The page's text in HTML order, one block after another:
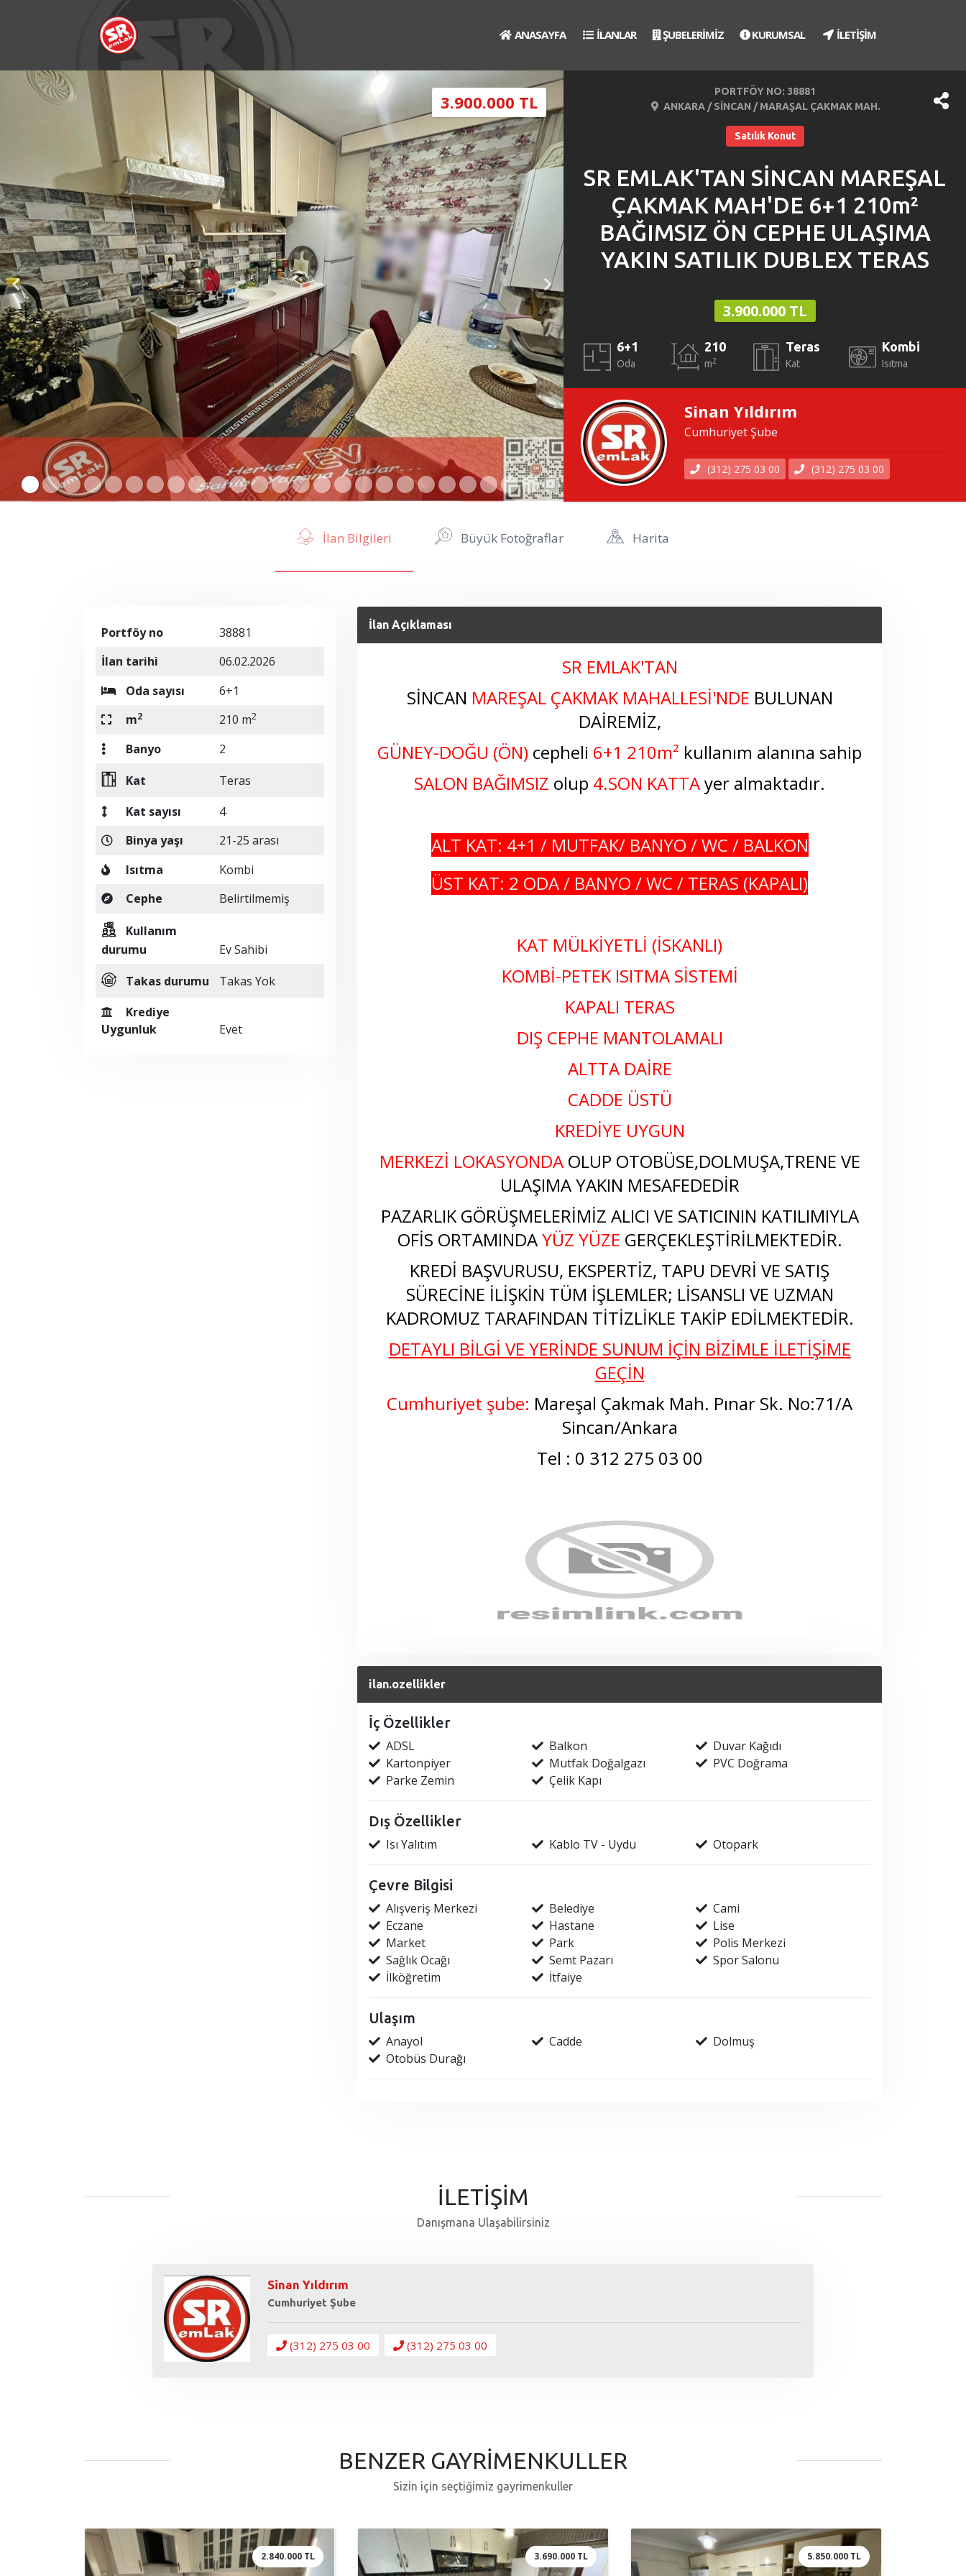
ANASAYFA İLANLAR ŞUBELERİMİZ KURUMSAL İLETİŞİM
3.900.000 TL
PORTFÖY NO: 38881
ANKARA / SİNCAN / MARAŞAL ÇAKMAK MAH.
Satılık Konut
SR EMLAK'TAN SİNCAN MAREŞAL
ÇAKMAK MAH'DE 6+1 210m²
BAĞIMSIZ ÖN CEPHE ULAŞIMA
YAKIN SATILIK DUBLEX TERAS
3.900.000 TL
6+1
Oda
210
m2
Teras
Kat
Kombi
Isıtma
Sinan Yıldırım
Cumhuriyet Şube
(312) 275 03 00 (312) 275 03 00
İlan Bilgileri Büyük Fotoğraflar Harita
Portföy no
38881
İlan tarihi
06.02.2026
Oda sayısı
6+1
m2 210 m2
Banyo
2
Kat
Teras
Kat sayısı
4
Binya yaşı
21-25 arası
Isıtma
Kombi
Cephe
Belirtilmemiş
Kullanım
durumu
Ev Sahibi
Takas durumu
Takas Yok
Krediye
Uygunluk
Evet
İlan Açıklaması
SR EMLAK'TAN
SİNCAN MAREŞAL ÇAKMAK MAHALLESİ'NDE BULUNAN
DAİREMİZ,
GÜNEY-DOĞU (ÖN) cepheli 6+1 210m² kullanım alanına sahip
SALON BAĞIMSIZ olup 4.SON KATTAyer almaktadır.
ALT KAT: 4+1 / MUTFAK/ BANYO / WC / BALKON
ÜST KAT: 2 ODA / BANYO / WC / TERAS (KAPALI)
KAT MÜLKİYETLİ (İSKANLI)
KOMBİ-PETEK ISITMA SİSTEMİ
KAPALI TERAS
DIŞ CEPHE MANTOLAMALI
ALTTA DAİRE
CADDE ÜSTÜ
KREDİYE UYGUN
MERKEZİ LOKASYONDAOLUP OTOBÜSE,DOLMUŞA,TRENE VE
ULAŞIMA YAKIN MESAFEDEDİR
PAZARLIK GÖRÜŞMELERİMİZ ALICI VE SATICININ KATILIMIYLA
OFİS ORTAMINDAYÜZ YÜZE GERÇEKLEŞTİRİLMEKTEDİR.
KREDİ BAŞVURUSU, EKSPERTİZ, TAPU DEVRİ VE SATIŞ
SÜRECİNE İLİŞKİN TÜM İŞLEMLER; LİSANSLI VE UZMAN
KADROMUZ TARAFINDAN TİTİZLİKLE TAKİP EDİLMEKTEDİR.
DETAYLI BİLGİ VE YERİNDE SUNUM İÇİN BİZİMLE İLETİŞİME
GEÇİN
Cumhuriyet şube: Mareşal Çakmak Mah. Pınar Sk. No:71/A
Sincan/Ankara
Tel : 0 312 275 03 00
ilan.ozellikler
İç Özellikler
ADSL Balkon
Duvar Kağıdı
Kartonpiyer
Mutfak Doğalgazı
PVC Doğrama
Parke Zemin
Çelik Kapı
Dış Özellikler
Isı Yalıtım Kablo TV - Uydu Otopark
Çevre Bilgisi
Alışveriş Merkezi Belediye
Cami
Eczane
Hastane
Lise
Market
Park
Polis Merkezi
Sağlık Ocağı
Semt Pazarı
Spor Salonu
İlköğretim
İtfaiye
Ulaşım
Anayol Cadde
Dolmuş
Otobüs Durağı
İLETİŞİM
Danışmana Ulaşabilirsiniz
Sinan Yıldırım
Cumhuriyet Şube
(312) 275 03 00 (312) 275 03 00
BENZER GAYRİMENKULLER
Sizin için seçtiğimiz gayrimenkuller
2.840.000 TL 3.690.000 TL 5.850.000 TL